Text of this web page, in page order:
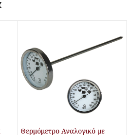
Θερμόμετρο Αναλογικό με